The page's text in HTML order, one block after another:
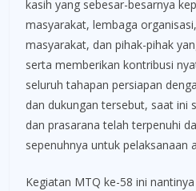
kasih yang sebesar-besarnya
masyarakat, lembaga
masyarakat, dan pihak-pihak
serta memberikan kontribusi
seluruh tahapan persiapan
dan dukungan tersebut, saat ini
dan prasarana telah terpenuhi
sepenuhnya untuk pelaksanaan
Kegiatan MTQ ke-58 ini